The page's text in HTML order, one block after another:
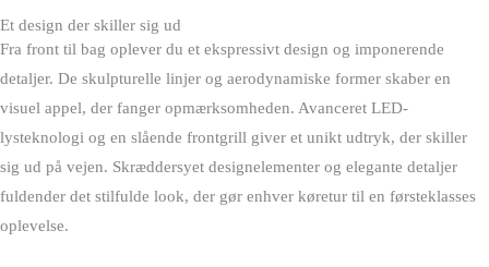
Et design der skiller sig ud
Fra front til bag oplever du et ekspressivt design og imponerende
detaljer. De skulpturelle linjer og aerodynamiske former skaber en
visuel appel, der fanger opmærksomheden. Avanceret LED-
lysteknologi og en slående frontgrill giver et unikt udtryk, der skiller
sig ud på vejen. Skræddersyet designelementer og elegante detaljer
fuldender det stilfulde look, der gør enhver køretur til en førsteklasses
oplevelse.